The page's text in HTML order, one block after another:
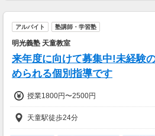
アルバイト 塾講師・学習塾
明光義塾 天童教室
来年度に向けて募集中!未経験
められる個別指導です
授業1800円〜2500円
天童駅徒歩24分